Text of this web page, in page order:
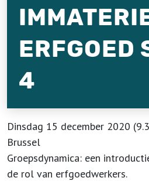
ERFGOED
4
Dinsdag 15 december 2020
Brussel
Groepsdynamica: een
de rol van erfgoedwerkers.